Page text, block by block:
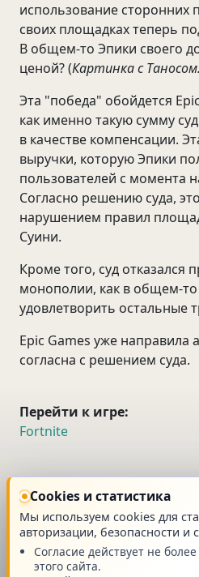
использование сторонних
своих площадках теперь
В общем-то Эпики своего
ценой? (Картинка с
Эта "победа" обойдется
как именно такую сумму
в качестве компенсации.
выручки, которую Эпики
пользователей с момента
Согласно решению суда,
нарушением правил
Суини.
Кроме того, суд отказался
монополии, как в общем-то
удовлетворить остальные
Epic Games уже направила
согласна с решением суда.
Перейти к игре:
Fortnite
новость
Главная
Cookies и статистика
Мы используем cookies для
авторизации, безопасности и
Согласие действует не
этого сайта.